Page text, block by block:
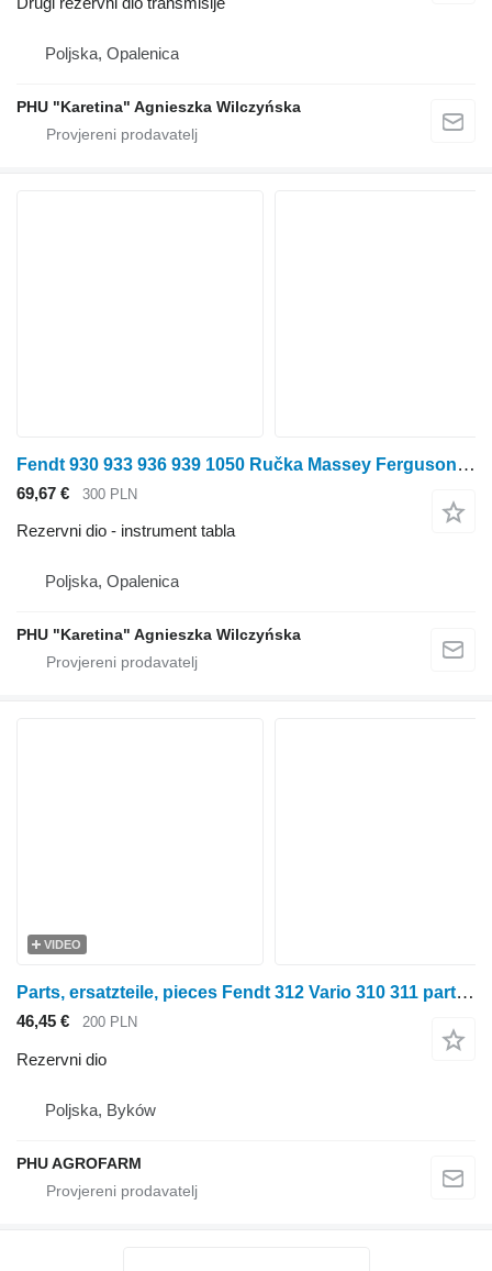
Poljska, Opalenica
PHU "Karetina" Agnieszka Wilczyńska
Fendt 930 933 936 939 1050 Ručka Massey Ferguson 7345 7360 7347 7370 instrument tabla za Fendt 930 933 936 939 1050 traktora na kotačima
69,67 € 300 PLN
Rezervni dio - instrument tabla
Poljska, Opalenica
PHU "Karetina" Agnieszka Wilczyńska
VIDEO
Parts, ersatzteile, pieces Fendt 312 Vario 310 311 parts, ersatzteile, pieces za Fendt Vario 310 311 312 traktora na kotačima
46,45 € 200 PLN
Rezervni dio
Poljska, Byków
PHU AGROFARM